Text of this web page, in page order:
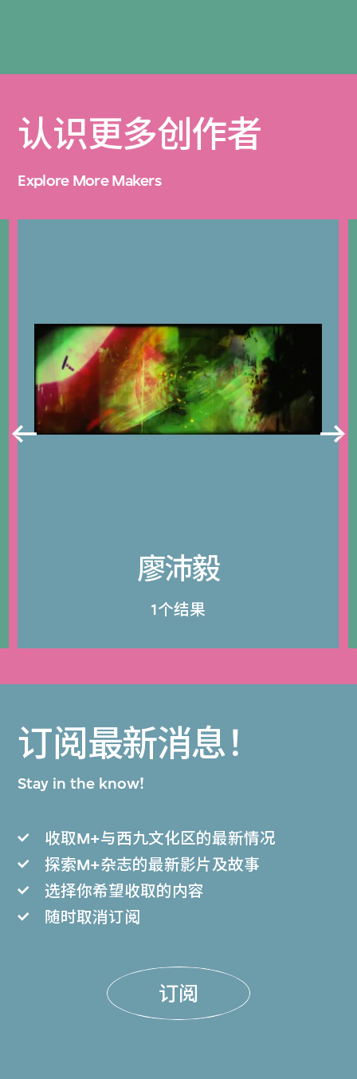
认识更多创作者
Explore More Makers
廖沛毅
1个结果
订阅最新消息！
Stay in the know!
收取M+与西九文化区的最新情况
探索M+杂志的最新影片及故事
选择你希望收取的内容
随时取消订阅
订阅